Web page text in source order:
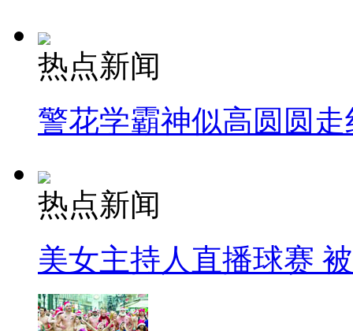
热点新闻
警花学霸神似高圆圆走
热点新闻
美女主持人直播球赛